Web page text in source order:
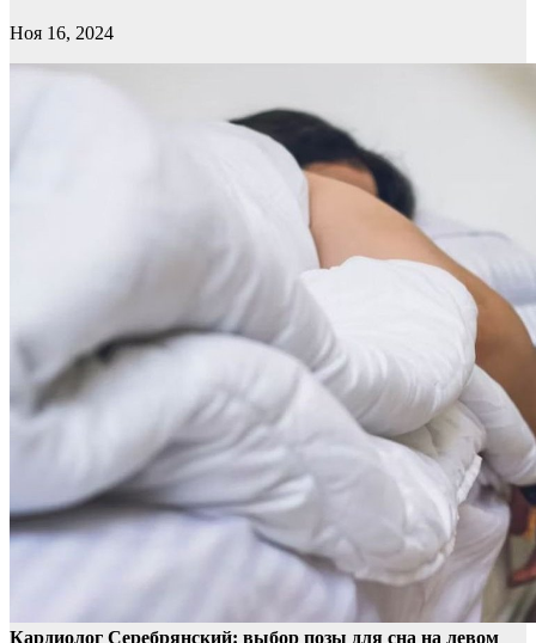
Ноя 16, 2024
Кардиолог Серебрянский: выбор позы для сна на левом